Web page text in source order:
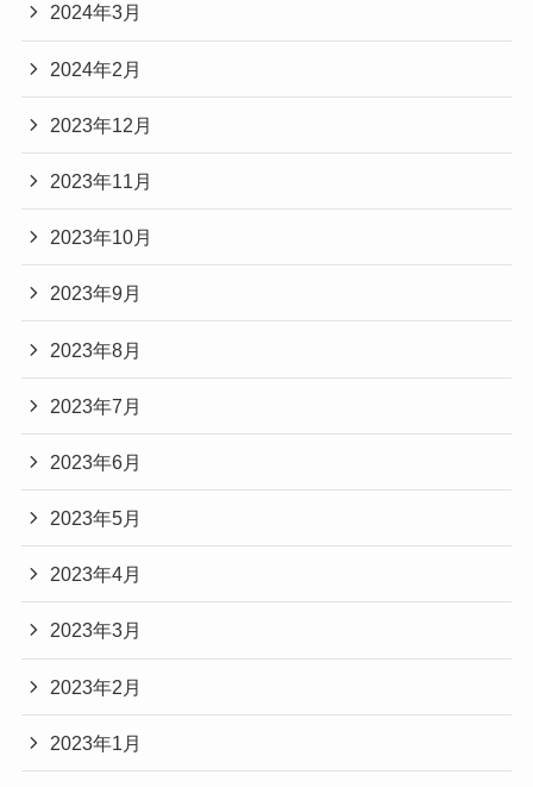
2024年3月
2024年2月
2023年12月
2023年11月
2023年10月
2023年9月
2023年8月
2023年7月
2023年6月
2023年5月
2023年4月
2023年3月
2023年2月
2023年1月